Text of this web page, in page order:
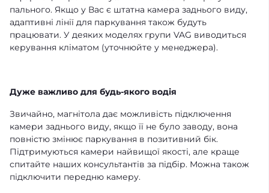
пального. Якщо у Вас є штатна камера заднього виду,
адаптивні лінії для паркування також будуть
працювати. У деяких моделях групи VAG виводиться
керування кліматом (уточнюйте у менеджера).
Дуже важливо для будь-якого водія
Звичайно, магнітола дає можливість підключення
камери заднього виду, якщо її не було заводу, вона
повністю змінює паркування в позитивний бік.
Підтримуються камери найвищої якості, але краще
спитайте наших консультантів за підбір. Можна також
підключити передню камеру.